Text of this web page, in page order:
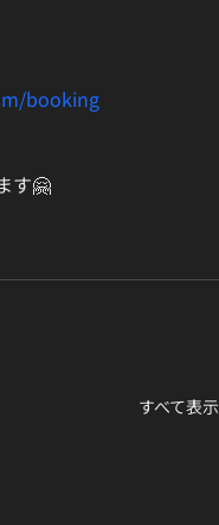
booking
す🤗
すべて表示